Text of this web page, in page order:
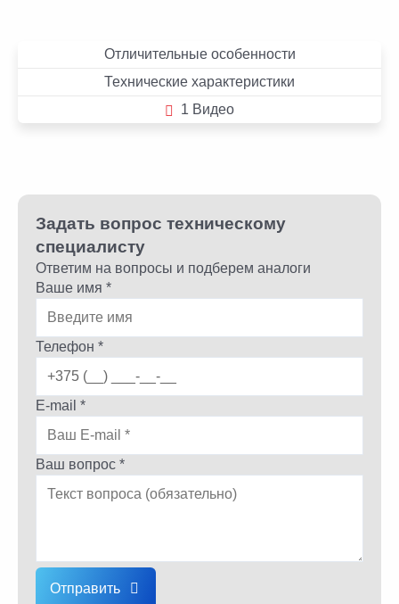
Отличительные особенности
Технические характеристики
1 Видео
Задать вопрос техническому
специалисту
Ответим на вопросы и подберем аналоги
Ваше имя *
Телефон *
E-mail *
Ваш вопрос *
Отправить